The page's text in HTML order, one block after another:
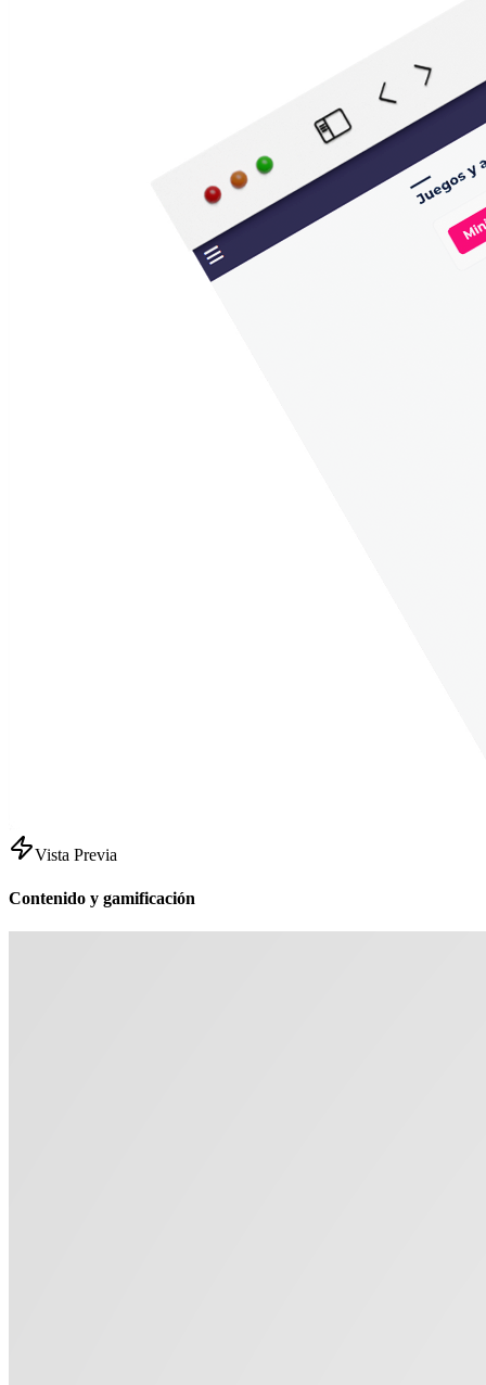
Vista Previa
Contenido y gamificación